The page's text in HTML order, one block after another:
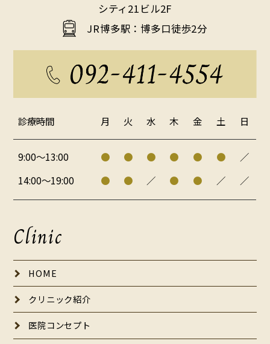
シティ21ビル2F
JR博多駅：博多口徒歩2分
診療時間 月 火 水 木 金 土 日
9:00～13:00 ● ● ● ● ● ●
／
14:00～19:00
● ● ／ ● ● ／ ／
Clinic
HOME
クリニック紹介
医院コンセプト